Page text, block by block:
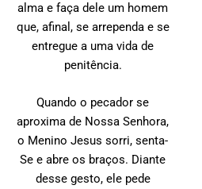
alma e faça dele um homem
que, afinal, se arrependa e se
entregue a uma vida de
penitência.
Quando o pecador se
aproxima de Nossa Senhora,
o Menino Jesus sorri, senta-
Se e abre os braços. Diante
desse gesto, ele pede